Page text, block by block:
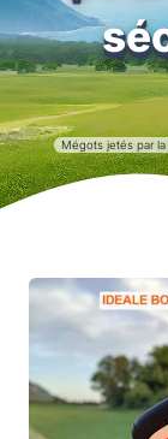
Mégots jetés par